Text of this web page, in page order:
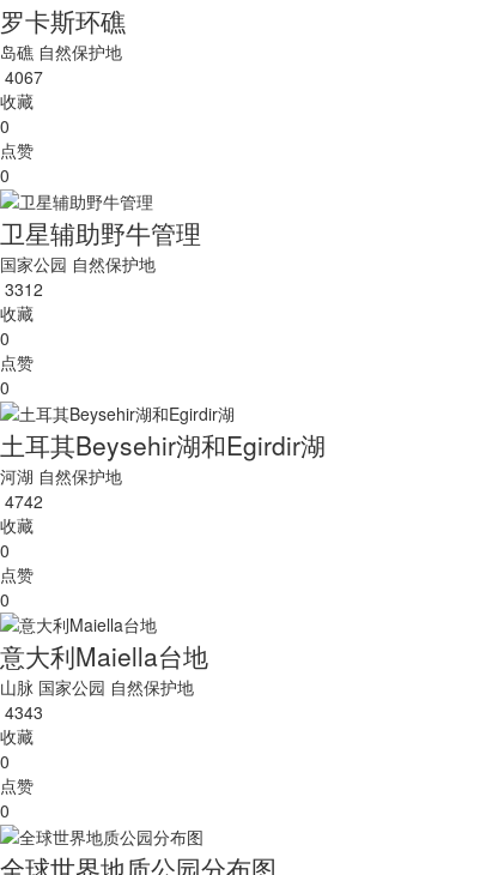
罗卡斯环礁
岛礁 自然保护地
4067
收藏
0
点赞
0
卫星辅助野牛管理
国家公园 自然保护地
3312
收藏
0
点赞
0
土耳其Beysehir湖和Egirdir湖
河湖 自然保护地
4742
收藏
0
点赞
0
意大利Maiella台地
山脉 国家公园 自然保护地
4343
收藏
0
点赞
0